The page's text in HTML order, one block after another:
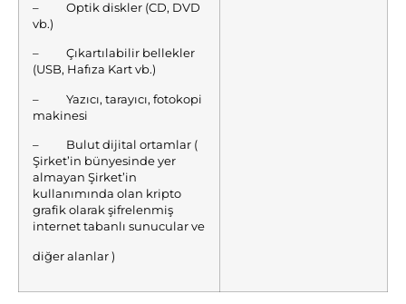
– Optik diskler (CD, DVD
vb.)
– Çıkartılabilir bellekler
(USB, Hafıza Kart vb.)
– Yazıcı, tarayıcı, fotokopi
makinesi
– Bulut dijital ortamlar (
Şirket’in bünyesinde yer
almayan Şirket’in
kullanımında olan kripto
grafik olarak şifrelenmiş
internet tabanlı sunucular ve
diğer alanlar )